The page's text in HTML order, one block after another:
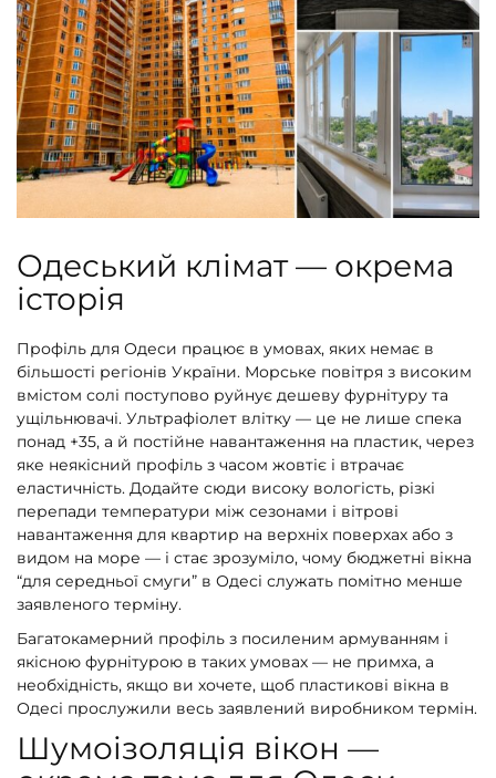
Одеський клімат — окрема
історія
Профіль для Одеси працює в умовах, яких немає в
більшості регіонів України. Морське повітря з високим
вмістом солі поступово руйнує дешеву фурнітуру та
ущільнювачі. Ультрафіолет влітку — це не лише спека
понад +35, а й постійне навантаження на пластик, через
яке неякісний профіль з часом жовтіє і втрачає
еластичність. Додайте сюди високу вологість, різкі
перепади температури між сезонами і вітрові
навантаження для квартир на верхніх поверхах або з
видом на море — і стає зрозуміло, чому бюджетні вікна
“для середньої смуги” в Одесі служать помітно менше
заявленого терміну.
Багатокамерний профіль з посиленим армуванням і
якісною фурнітурою в таких умовах — не примха, а
необхідність, якщо ви хочете, щоб пластикові вікна в
Одесі прослужили весь заявлений виробником термін.
Шумоізоляція вікон —